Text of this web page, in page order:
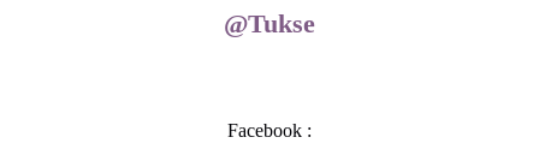
@Tukse
Facebook :